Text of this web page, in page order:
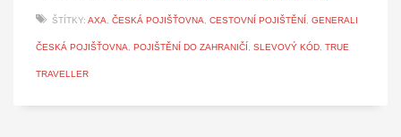
ŠTÍTKY: AXA, ČESKÁ POJIŠŤOVNA, CESTOVNÍ POJIŠTĚNÍ, GENERALI
ČESKÁ POJIŠŤOVNA, POJIŠTĚNÍ DO ZAHRANIČÍ, SLEVOVÝ KÓD, TRUE
TRAVELLER